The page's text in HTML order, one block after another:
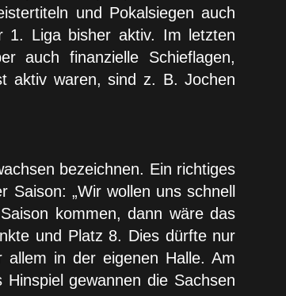
und Pokalsiegen auch
1. Liga bisher aktiv. Im letzten
auch finanzielle Schieflagen,
aktiv waren, sind z. B. Jochen
bezeichnen. Ein richtiges
„Wir wollen uns schnell
kommen, dann wäre das
und Platz 8. Dies dürfte nur
allem in der eigenen Halle. Am
gewannen die Sachsen